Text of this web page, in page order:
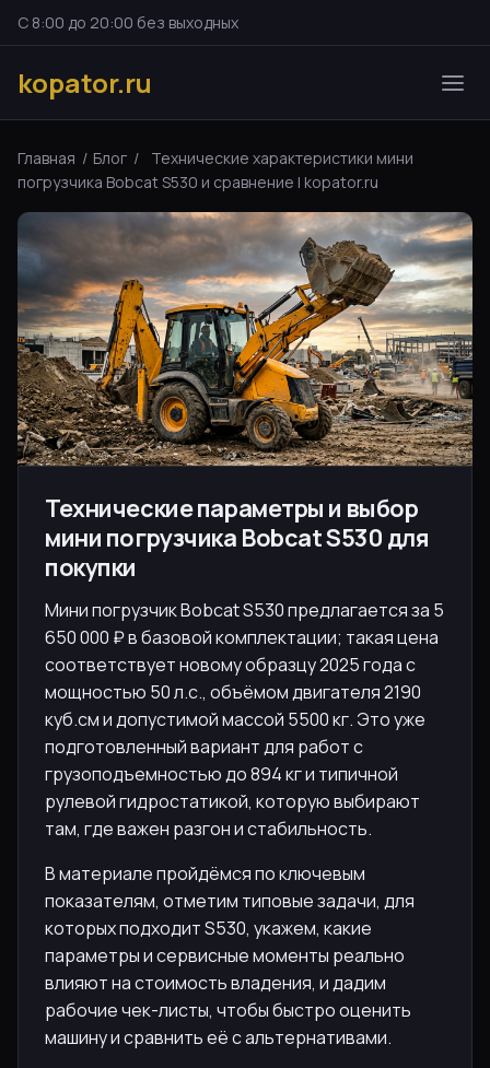
С 8:00 до 20:00 без выходных
kopator.ru
Главная / Блог /
Технические характеристики мини
погрузчика Bobcat S530 и сравнение | kopator.ru
Технические параметры и выбор
мини погрузчика Bobcat S530 для
покупки
Мини погрузчик Bobcat S530 предлагается за 5
650 000 ₽ в базовой комплектации; такая цена
соответствует новому образцу 2025 года с
мощностью 50 л.с., объёмом двигателя 2190
куб.см и допустимой массой 5500 кг. Это уже
подготовленный вариант для работ с
грузоподъемностью до 894 кг и типичной
рулевой гидростатикой, которую выбирают
там, где важен разгон и стабильность.
В материале пройдёмся по ключевым
показателям, отметим типовые задачи, для
которых подходит S530, укажем, какие
параметры и сервисные моменты реально
влияют на стоимость владения, и дадим
рабочие чек-листы, чтобы быстро оценить
машину и сравнить её с альтернативами.